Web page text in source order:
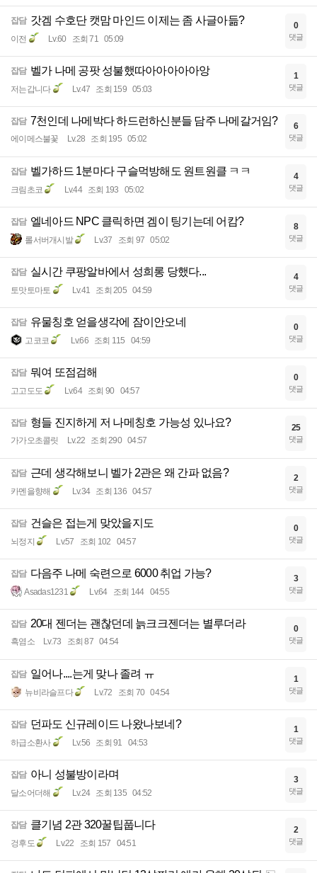
잡담 갓겜 수호단 캣맘 마인드 이제는 좀 사글아듦?
이전 Lv.60 조회 71 05:09
0
댓글
잡담 벨가 나메 공팟 성불했따아아아아아앙
저는갑니다 Lv.47 조회 159 05:03
1
댓글
잡담 7천인데 나메박다 하드런하신분들 담주 나메갈거임?
에이메스불꽃 Lv.28 조회 195 05:02
6
댓글
잡담 벨가하드 1분마다 구슬먹방해도 원트원클 ㅋㅋ
크림초코 Lv.44 조회 193 05:02
4
댓글
잡담 엘네아드 NPC 클릭하면 겜이 팅기는데 어캄?
롤서버개시발 Lv.37 조회 97 05:02
8
댓글
잡담 실시간 쿠팡알바에서 성희롱 당했다...
토맛토마토 Lv.41 조회 205 04:59
4
댓글
잡담 유물칭호 얻을생각에 잠이안오네
고코코 Lv.66 조회 115 04:59
0
댓글
잡담 뭐여 또점검해
고고도도 Lv.64 조회 90 04:57
0
댓글
잡담 형들 진지하게 저 나메칭호 가능성 있나요?
가가오초콜릿 Lv.22 조회 290 04:57
25
댓글
잡담 근데 생각해보니 벨가 2관은 왜 간파 없음?
카멘을향해 Lv.34 조회 136 04:57
2
댓글
잡담 건슬은 접는게 맞았을지도
뇌정지 Lv.57 조회 102 04:57
0
댓글
잡담 다음주 나메 숙련으로 6000 취업 가능?
Asadas1231 Lv.64 조회 144 04:55
3
댓글
잡담 20대 젠더는 괜찮던데 늙크크젠더는 별루더라
흑염소 Lv.73 조회 87 04:54
0
댓글
잡담 일어나....는게 맞나 졸려 ㅠ
뉴비라슬프다 Lv.72 조회 70 04:54
1
댓글
잡담 던파도 신규레이드 나왔나보네?
하급소환사 Lv.56 조회 91 04:53
1
댓글
잡담 아니 성불방이라며
달소어더해 Lv.24 조회 135 04:52
3
댓글
잡담 클기념 2관 320꿀팁풉니다
겅후도 Lv.22 조회 157 04:51
2
댓글